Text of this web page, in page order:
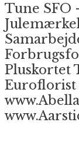
Tune SFO
Pluskortet
Euroflorist